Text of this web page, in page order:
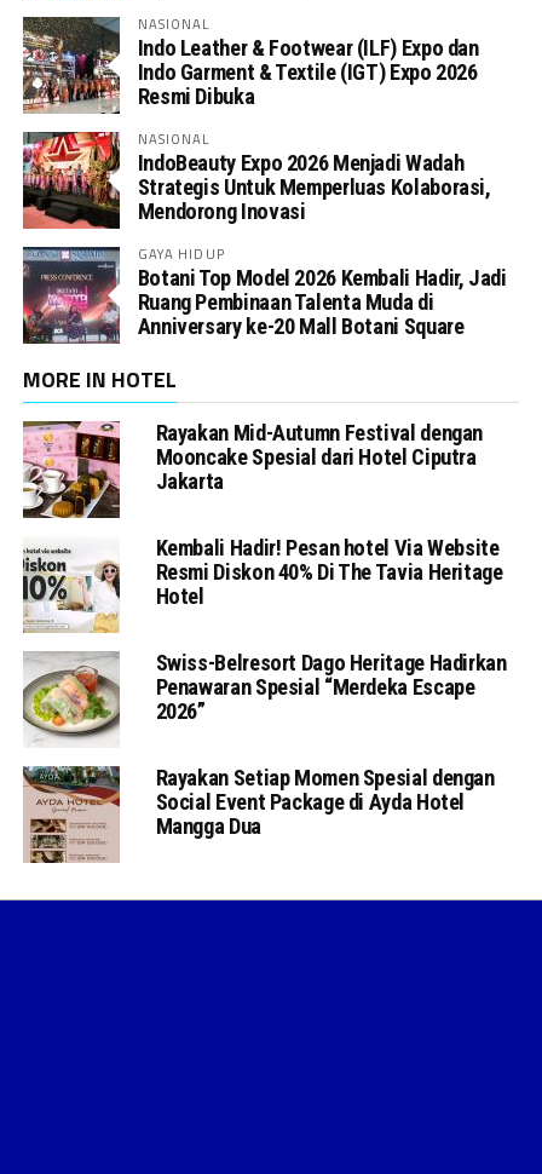
NASIONAL
Indo Leather & Footwear (ILF) Expo dan
Indo Garment & Textile (IGT) Expo 2026
Resmi Dibuka
NASIONAL
IndoBeauty Expo 2026 Menjadi Wadah
Strategis Untuk Memperluas Kolaborasi,
Mendorong Inovasi
GAYA HIDUP
Botani Top Model 2026 Kembali Hadir, Jadi
Ruang Pembinaan Talenta Muda di
Anniversary ke-20 Mall Botani Square
MORE IN HOTEL
Rayakan Mid-Autumn Festival dengan
Mooncake Spesial dari Hotel Ciputra
Jakarta
Kembali Hadir! Pesan hotel Via Website
Resmi Diskon 40% Di The Tavia Heritage
Hotel
Swiss-Belresort Dago Heritage Hadirkan
Penawaran Spesial “Merdeka Escape
2026”
Rayakan Setiap Momen Spesial dengan
Social Event Package di Ayda Hotel
Mangga Dua